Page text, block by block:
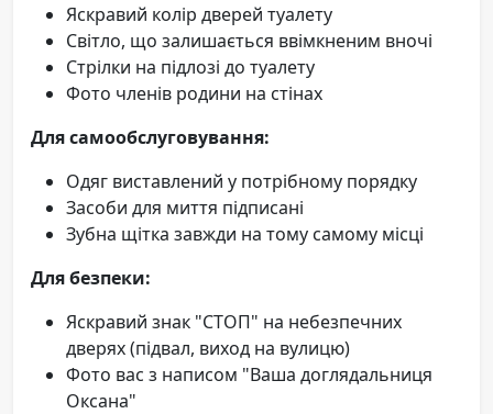
Яскравий колір дверей туалету
Світло, що залишається ввімкненим вночі
Стрілки на підлозі до туалету
Фото членів родини на стінах
Для самообслуговування:
Одяг виставлений у потрібному порядку
Засоби для миття підписані
Зубна щітка завжди на тому самому місці
Для безпеки:
Яскравий знак "СТОП" на небезпечних
дверях (підвал, виход на вулицю)
Фото вас з написом "Ваша доглядальниця
Оксана"